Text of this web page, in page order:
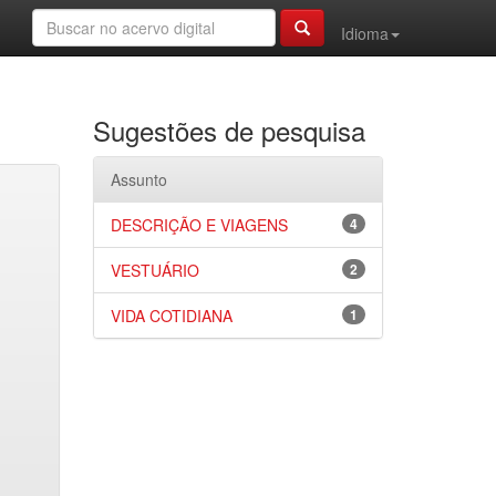
Idioma
Sugestões de pesquisa
Assunto
4
DESCRIÇÃO E VIAGENS
2
VESTUÁRIO
1
VIDA COTIDIANA